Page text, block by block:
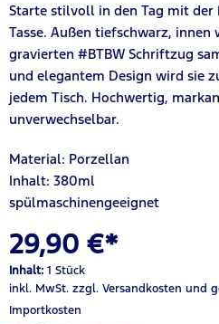
Starte stilvoll in den Tag mit der
Tasse. Außen tiefschwarz,
gravierten #BTBW Schriftzug
und elegantem Design wird sie
jedem Tisch. Hochwertig,
unverwechselbar.
Material: Porzellan
Inhalt: 380ml
spülmaschinengeeignet
29,90 €*
Inhalt: 1 Stück
inkl. MwSt. zzgl. Versandkosten und
Importkosten